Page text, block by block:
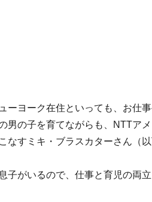
ーヨーク在住といっても、お仕
男の子を育てながらも、NTTア
なすミキ・ブラスカターさん（
子がいるので、仕事と育児の両